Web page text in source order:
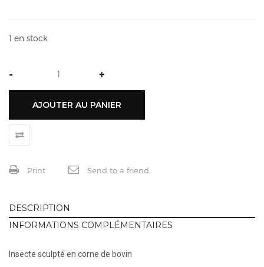
1 en stock
- +
AJOUTER AU PANIER
Print Send to a friend
DESCRIPTION
INFORMATIONS COMPLÉMENTAIRES
Insecte sculpté en corne de bovin